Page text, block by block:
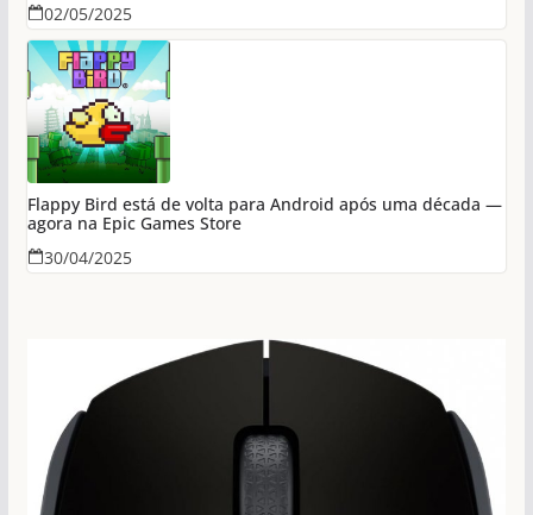
02/05/2025
Flappy Bird está de volta para Android após uma década —
agora na Epic Games Store
30/04/2025